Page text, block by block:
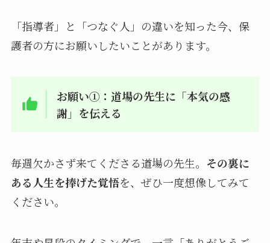
「指導者」と「つなぐ人」の違いを知った今、保
護者の方にお願いしたいことがあります。
お願い①：道場の先生に「本気の感
謝」を伝える
毎週欠かさず来てくださる道場の先生。 その裏に
ある人生を捧げた覚悟を、ぜひ一度想像してみて
ください。